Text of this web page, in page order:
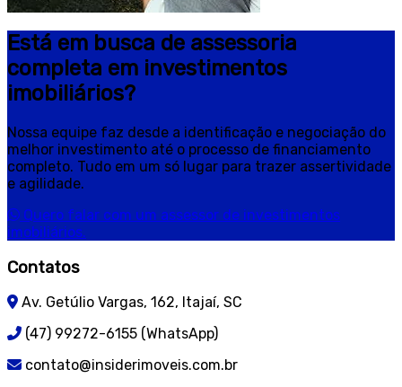
Está em busca de assessoria
completa em investimentos
imobiliários?
Nossa equipe faz desde a identificação e negociação do
melhor investimento até o processo de financiamento
completo. Tudo em um só lugar para trazer assertividade
e agilidade.
Quero falar com um assessor de investimentos
imobiliários.
Contatos
Av. Getúlio Vargas, 162, Itajaí, SC
(47) 99272-6155 (WhatsApp)
contato@insiderimoveis.com.br